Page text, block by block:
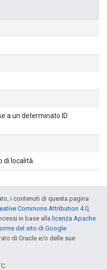
a un determinato ID
di località.
i contenuti di questa pagina
Commons Attribution 4.0,
in base alla licenza Apache
del sito di Google
di Oracle e/o delle sue